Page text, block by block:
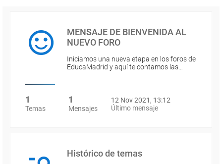
MENSAJE DE BIENVENIDA AL
NUEVO FORO
Iniciamos una nueva etapa en los foros de
EducaMadrid y aquí te contamos las…
1
Temas
1
Mensajes
12 Nov 2021, 13:12
Último mensaje
Histórico de temas